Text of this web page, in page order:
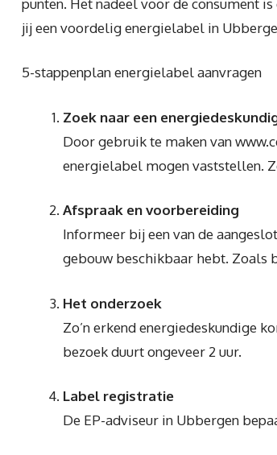
jij een voordelig energielabel in
5-stappenplan energielabel aanvragen
Zoek naar een
Door gebruik te maken van
energielabel mogen vaststellen.
Afspraak en voorbereiding
Informeer bij een van de
gebouw beschikbaar hebt. Zoals
Het onderzoek
Zo’n erkend energiedeskundige
bezoek duurt ongeveer 2 uur.
Label registratie
De EP-adviseur in Ubbergen